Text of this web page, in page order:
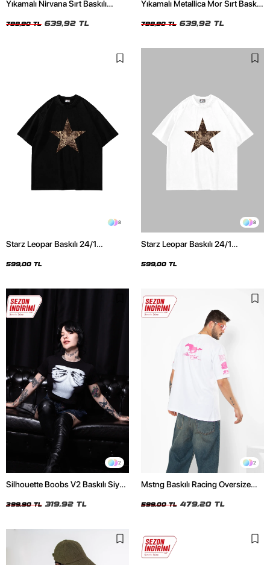
Yıkamalı Nirvana Sırt Baskılı
799,90 TL 639,92 TL
Yıkamalı Metallica Mor Sırt Baskılı
799,90 TL 639,92 TL
8
Starz Leopar Baskılı 24/1
599,00 TL
8
Starz Leopar Baskılı 24/1
599,00 TL
2
Silhouette Boobs V2 Baskılı Siyah
399,90 TL 319,92 TL
2
Mstng Baskılı Racing Oversize
599,00 TL 479,20 TL